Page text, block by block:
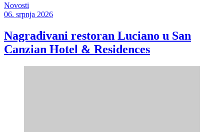
Novosti
06. srpnja 2026
Nagrađivani restoran Luciano u San
Canzian Hotel & Residences